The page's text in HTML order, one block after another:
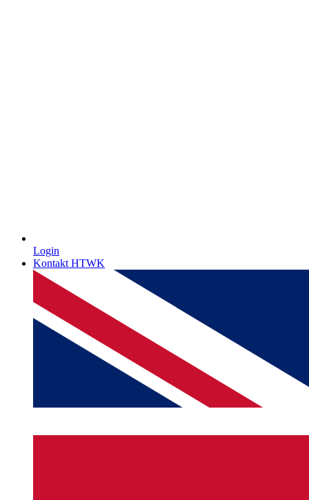
Login
Kontakt HTWK